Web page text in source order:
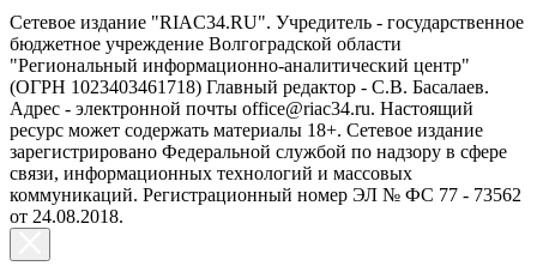
Сетевое издание "RIAC34.RU". Учредитель - государственное
бюджетное учреждение Волгоградской области
"Региональный информационно-аналитический центр"
(ОГРН 1023403461718) Главный редактор - С.В. Басалаев.
Адрес - электронной почты office@riac34.ru. Настоящий
ресурс может содержать материалы 18+. Сетевое издание
зарегистрировано Федеральной службой по надзору в сфере
связи, информационных технологий и массовых
коммуникаций. Регистрационный номер ЭЛ № ФС 77 - 73562
от 24.08.2018.